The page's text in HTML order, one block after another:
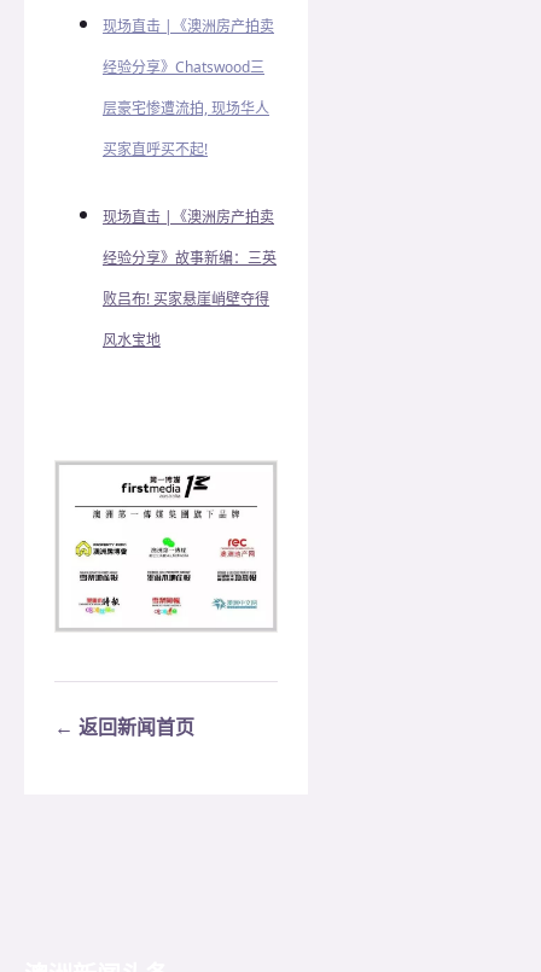
现场直击 |《澳洲房产拍卖
经验分享》Chatswood三
层豪宅惨遭流拍, 现场华人
买家直呼买不起!
现场直击 |《澳洲房产拍卖
经验分享》故事新编：三英
败吕布! 买家悬崖峭壁夺得
风水宝地
← 返回新闻首页